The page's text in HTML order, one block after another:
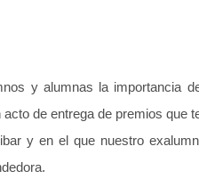
y alumnas la importancia
de entrega de premios que
y en el que nuestro